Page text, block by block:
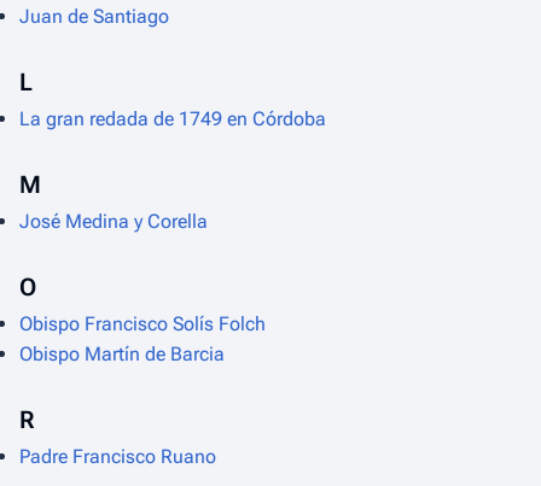
Juan de Santiago
L
La gran redada de 1749 en Córdoba
M
José Medina y Corella
O
Obispo Francisco Solís Folch
Obispo Martín de Barcia
R
Padre Francisco Ruano